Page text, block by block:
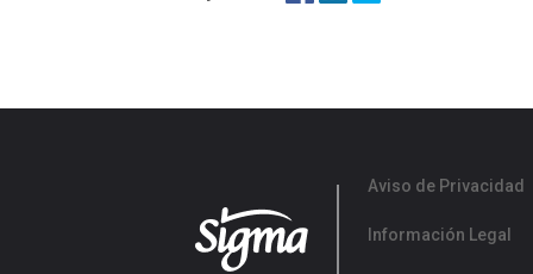
Aviso de Privacidad
Información Legal